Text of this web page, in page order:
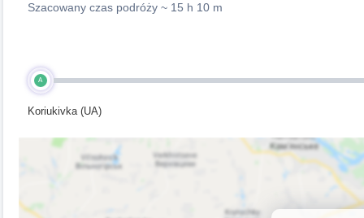
Szacowany czas podróży ~ 15 h 10 m
A
Koriukivka (UA)